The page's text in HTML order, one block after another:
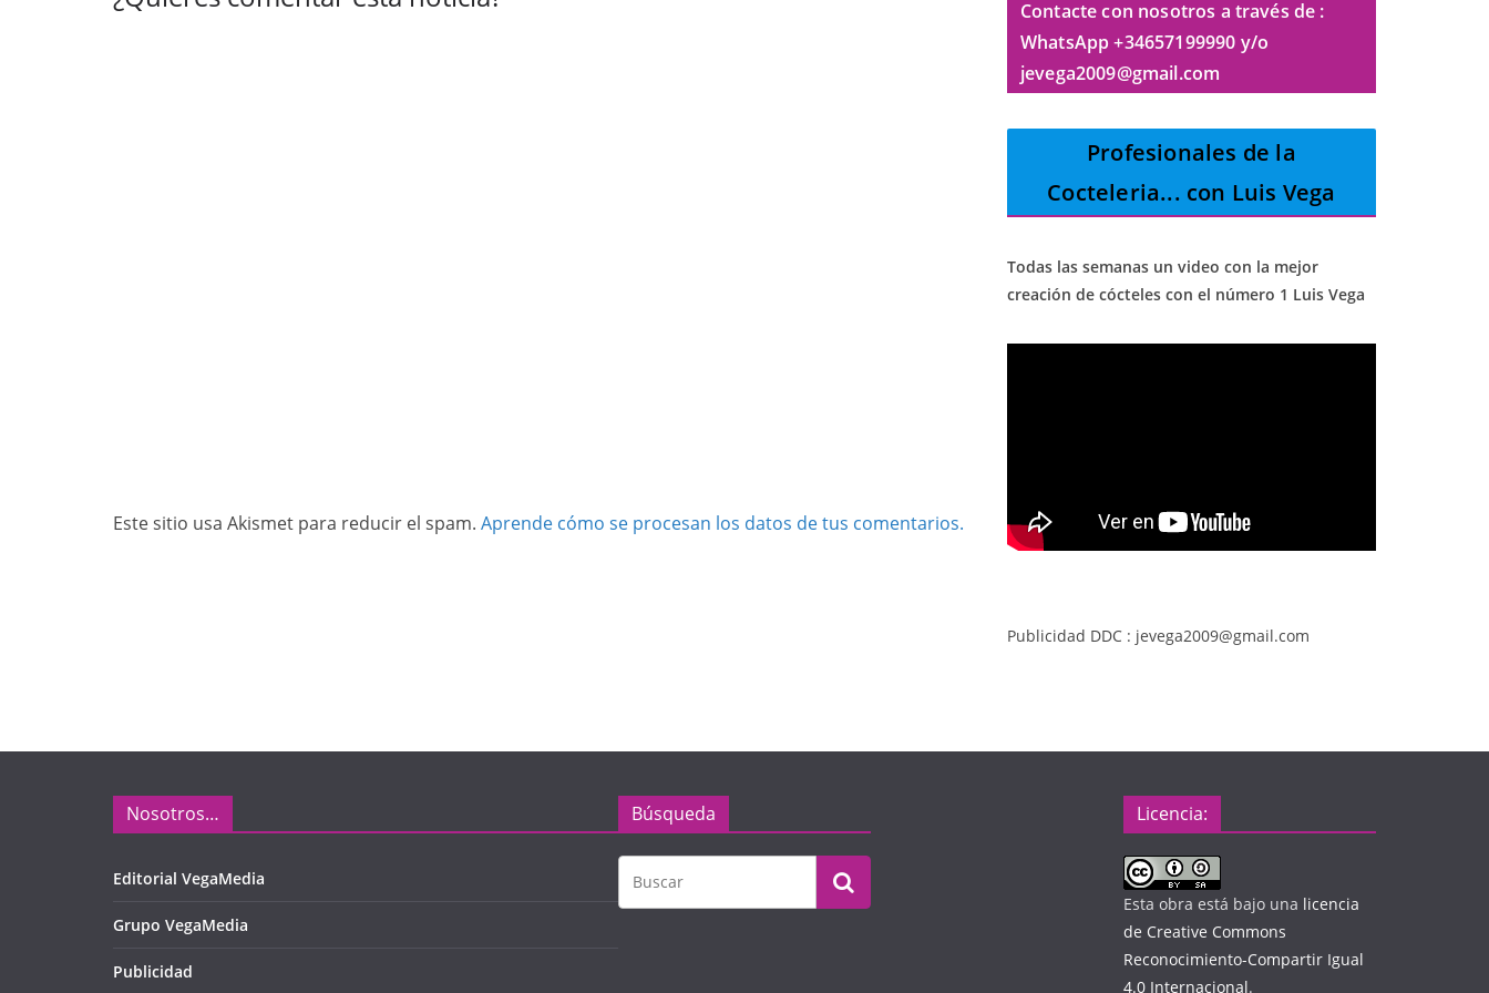
Este sitio usa Akismet para reducir el spam. Aprende cómo se procesan los datos de tus comentarios.
Contacte con nosotros a través de :
WhatsApp +34657199990 y/o
jevega2009@gmail.com
Profesionales de la
Cocteleria... con Luis Vega
Todas las semanas un video con la mejor
creación de cócteles con el número 1 Luis Vega
Publicidad DDC : jevega2009@gmail.com
Nosotros…
Editorial VegaMedia
Grupo VegaMedia
Publicidad
Búsqueda Licencia:
Esta obra está bajo una licencia
de Creative Commons
Reconocimiento-Compartir Igual
4.0 Internacional.